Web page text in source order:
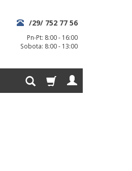
/29/ 752 77 56
Pn-Pt: 8:00 - 16:00
Sobota: 8:00 - 13:00